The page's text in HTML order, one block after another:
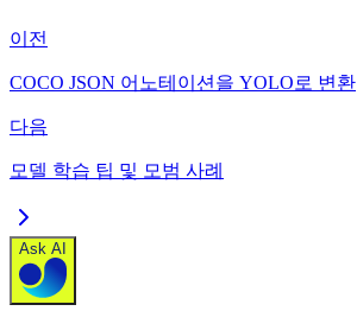
이전
COCO JSON 어노테이션을 YOLO로 변환
다음
모델 학습 팁 및 모범 사례
Ask AI